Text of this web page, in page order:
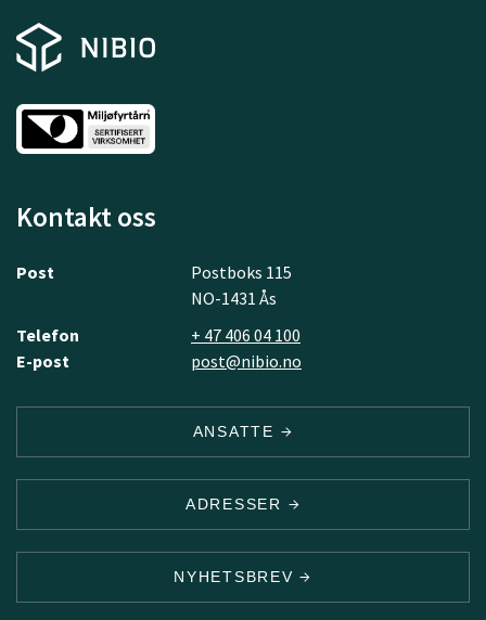
Kontakt oss
Post
Postboks 115
NO-1431 Ås
Telefon
+ 47 406 04 100
E-post
post@nibio.no
ANSATTE
ADRESSER
NYHETSBREV